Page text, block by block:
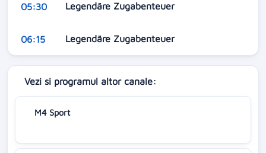
05:30 Legendäre Zugabenteuer
06:15 Legendäre Zugabenteuer
Vezi si programul altor canale:
M4 Sport